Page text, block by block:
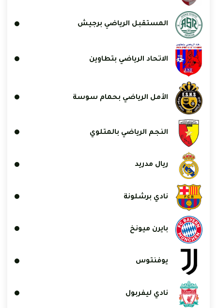
المستقبل الرياضي برجيش
الاتحاد الرياضي بتطاوين
الأمل الرياضي بحمام سوسة
النجم الرياضي بالمتلوي
ريال مدريد
نادي برشلونة
بايرن ميونخ
يوفنتوس
نادي ليفربول